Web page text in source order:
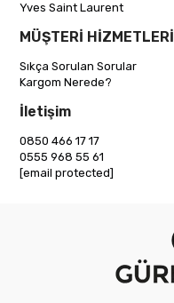
Yves Saint Laurent
MÜŞTERİ HİZMETLERİ
Sıkça Sorulan Sorular
Kargom Nerede?
İletişim
0850 466 17 17
0555 968 55 61
[email protected]